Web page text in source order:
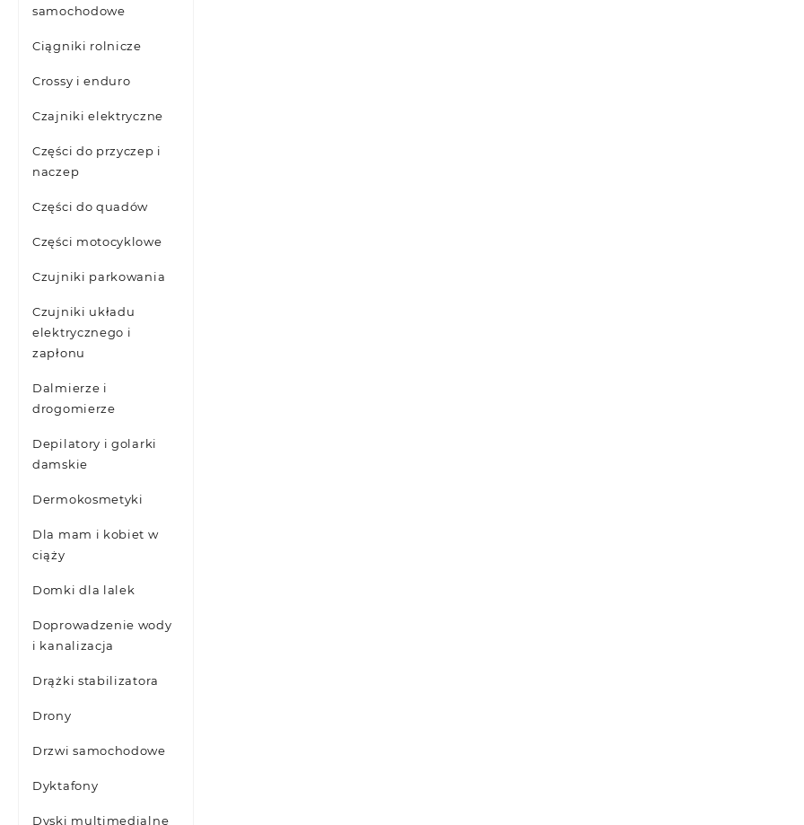
samochodowe
Ciągniki rolnicze
Crossy i enduro
Czajniki elektryczne
Części do przyczep i
naczep
Części do quadów
Części motocyklowe
Czujniki parkowania
Czujniki układu
elektrycznego i
zapłonu
Dalmierze i
drogomierze
Depilatory i golarki
damskie
Dermokosmetyki
Dla mam i kobiet w
ciąży
Domki dla lalek
Doprowadzenie wody
i kanalizacja
Drążki stabilizatora
Drony
Drzwi samochodowe
Dyktafony
Dyski multimedialne